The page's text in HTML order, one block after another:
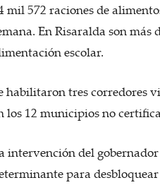
mil 572 raciones de
En Risaralda son
escolar.
habilitaron tres corredores
los 12 municipios no
intervención del
para